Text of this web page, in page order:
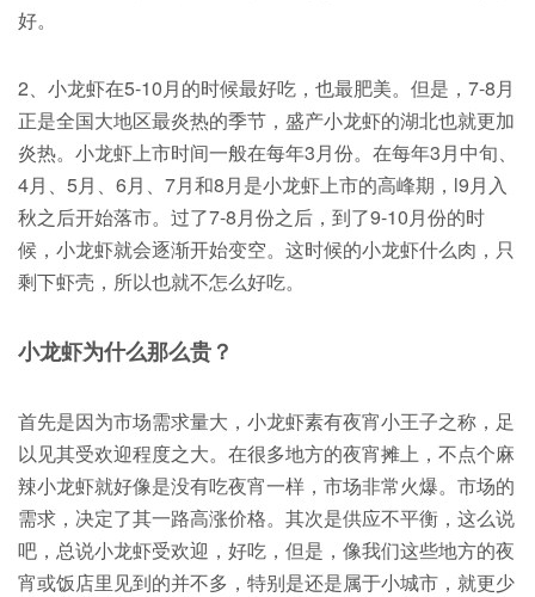
好。
2、小龙虾在5-10月的时候最好吃，也最肥美。但是，7-8月
正是全国大地区最炎热的季节，盛产小龙虾的湖北也就更加
炎热。小龙虾上市时间一般在每年3月份。在每年3月中旬、
4月、5月、6月、7月和8月是小龙虾上市的高峰期，l9月入
秋之后开始落市。过了7-8月份之后，到了9-10月份的时
候，小龙虾就会逐渐开始变空。这时候的小龙虾什么肉，只
剩下虾壳，所以也就不怎么好吃。
小龙虾为什么那么贵？
首先是因为市场需求量大，小龙虾素有夜宵小王子之称，足
以见其受欢迎程度之大。在很多地方的夜宵摊上，不点个麻
辣小龙虾就好像是没有吃夜宵一样，市场非常火爆。市场的
需求，决定了其一路高涨价格。其次是供应不平衡，这么说
吧，总说小龙虾受欢迎，好吃，但是，像我们这些地方的夜
宵或饭店里见到的并不多，特别是还是属于小城市，就更少